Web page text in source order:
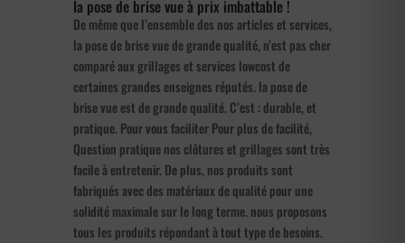
la pose de brise vue à prix imbattable !
De même que l’ensemble des nos articles et services,
la pose de brise vue de grande qualité, n’est pas cher
comparé aux grillages et services lowcost de
certaines grandes enseignes réputés. la pose de
brise vue est de grande qualité. C’est : durable, et
pratique. Pour vous faciliter Pour plus de facilité,
Question pratique nos clôtures et grillages sont très
facile à entretenir. De plus, nos produits sont
fabriqués avec des matériaux de qualité pour une
solidité maximale sur le long terme. nous proposons
tous les produits répondant à tout type de besoins.